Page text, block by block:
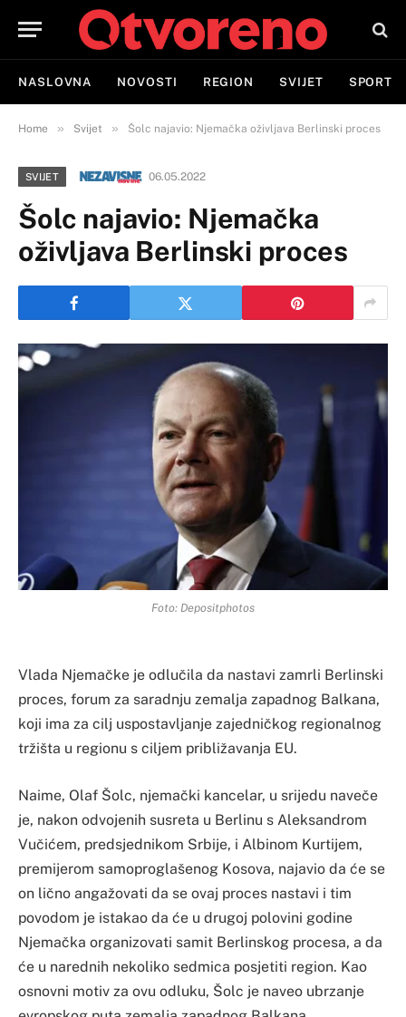
NASLOVNA NOVOSTI REGION SVIJET SPORT
Home » Svijet » Šolc najavio: Njemačka oživljava Berlinski proces
SVIJET 06.05.2022
Šolc najavio: Njemačka
oživljava Berlinski proces
Foto: Depositphotos
Vlada Njemačke je odlučila da nastavi zamrli Berlinski
proces, forum za saradnju zemalja zapadnog Balkana,
koji ima za cilj uspostavljanje zajedničkog regionalnog
tržišta u regionu s ciljem približavanja EU.
Naime, Olaf Šolc, njemački kancelar, u srijedu naveče
je, nakon odvojenih susreta u Berlinu s Aleksandrom
Vučićem, predsjednikom Srbije, i Albinom Kurtijem,
premijerom samoproglašenog Kosova, najavio da će se
on lično angažovati da se ovaj proces nastavi i tim
povodom je istakao da će u drugoj polovini godine
Njemačka organizovati samit Berlinskog procesa, a da
će u narednih nekoliko sedmica posjetiti region. Kao
osnovni motiv za ovu odluku, Šolc je naveo ubrzanje